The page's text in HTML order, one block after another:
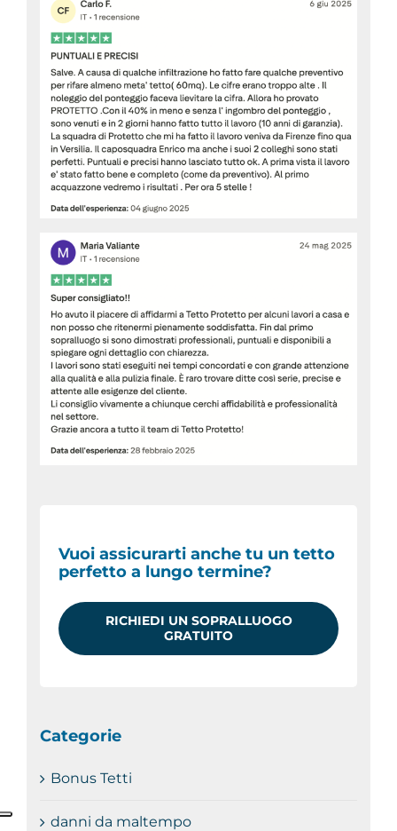
Vuoi assicurarti anche tu un tetto
perfetto a lungo termine?
RICHIEDI UN SOPRALLUOGO
GRATUITO
Categorie
Bonus Tetti
danni da maltempo